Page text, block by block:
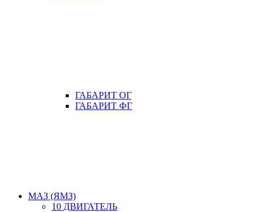
ГАБАРИТ ОГ
ГАБАРИТ ФГ
МАЗ (ЯМЗ)
10 ДВИГАТЕЛЬ